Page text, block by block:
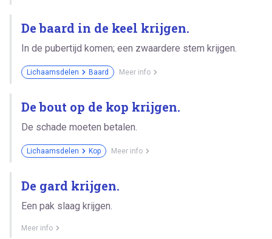
De baard in de keel krijgen.
In de pubertijd komen; een zwaardere stem krijgen.
Lichaamsdelen Baard Meer info
De bout op de kop krijgen.
De schade moeten betalen.
Lichaamsdelen Kop Meer info
De gard krijgen.
Een pak slaag krijgen.
Meer info